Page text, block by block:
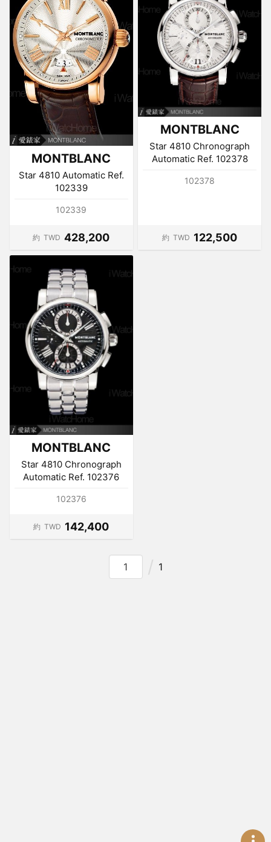
MONTBLANC
Star 4810 Automatic Ref.
102339
102339
約 TWD 428,200
MONTBLANC
Star 4810 Chronograph
Automatic Ref. 102378
102378
約 TWD 122,500
MONTBLANC
Star 4810 Chronograph
Automatic Ref. 102376
102376
約 TWD 142,400
1